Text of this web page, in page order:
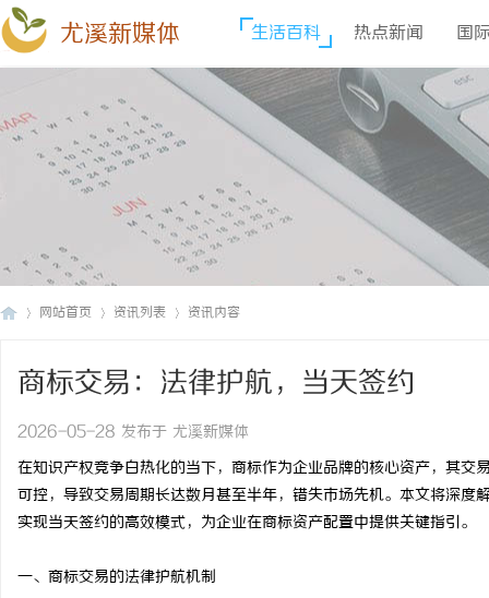
尤溪新媒体 生活百科 热点新闻 国
网站首页 资讯列表 资讯内容
商标交易：法律护航，当天签约
2026-05-28 发布于 尤溪新媒体
在知识产权竞争白热化的当下，商标作为企业品牌的核心资产，其
可控，导致交易周期长达数月甚至半年，错失市场先机。本文将深度
实现当天签约的高效模式，为企业在商标资产配置中提供关键指引。
一、商标交易的法律护航机制